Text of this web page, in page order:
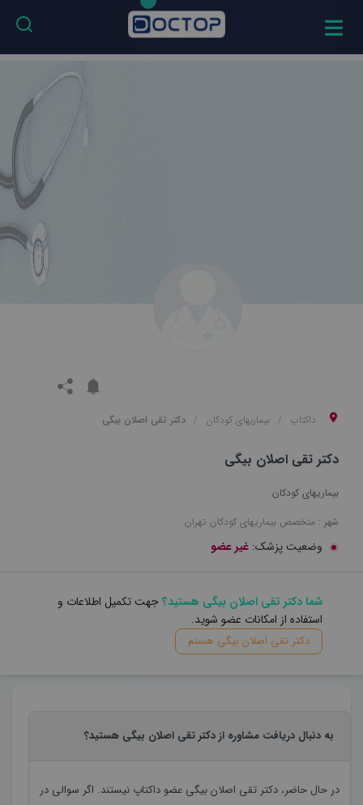
داکتاپ بیماریهای کودکان دکتر تقی اصلان بیگی
دکتر تقی اصلان بیگی
بیماریهای کودکان
شهر : متخصص بیماریهای کودکان تهران
وضعیت پزشک: غیر عضو
شما دکتر تقی اصلان بیگی هستید؟جهت تکمیل اطلاعات و
استفاده از امکانات عضو شوید.
دکتر تقی اصلان بیگی هستم
به دنبال دریافت مشاوره از دکتر تقی اصلان بیگی هستید؟
در حال حاضر، دکتر تقی اصلان بیگی عضو داکتاپ نیستند. اگر سوالی در